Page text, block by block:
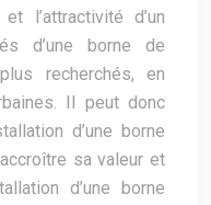
l’attractivité d’un
d’une borne de
recherchés, en
Il peut donc
d’une borne
sa valeur et
d’une borne